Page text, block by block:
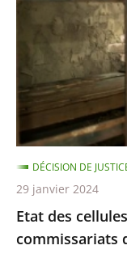
garde
vue
des
commissariats
de
Marseille
-
janvier
2024
Etat des
commissariats
DÉCISION DE
29 janvier 2024